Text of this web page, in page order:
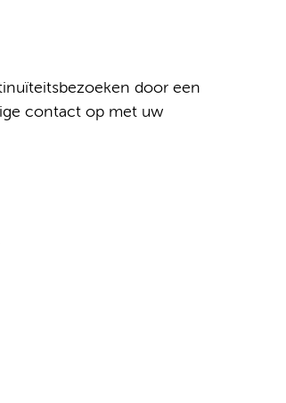
door een
contact op met uw